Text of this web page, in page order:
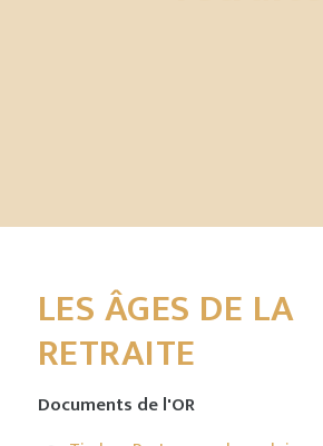
LES ÂGES DE LA
RETRAITE
Documents de l'OR